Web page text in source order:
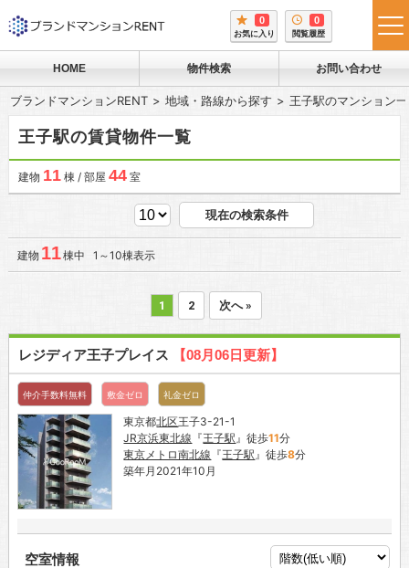
0
お気に入り
0
閲覧履歴
HOME 物件検索 お問い合わせ
ブランドマンションRENT 地域・路線から探す 王子駅のマンション
王子駅の賃貸物件一覧
建物 11棟 / 部屋 44室
現在の検索条件
建物 11棟中 1～10棟表示
1 2 次へ »
レジディア王子プレイス 【08月06日更新】
仲介手数料無料 敷金ゼロ 礼金ゼロ
東京都北区王子3-21-1
JR京浜東北線 『王子駅』徒歩11分
東京メトロ南北線 『王子駅』徒歩8分
築年月2021年10月
空室情報